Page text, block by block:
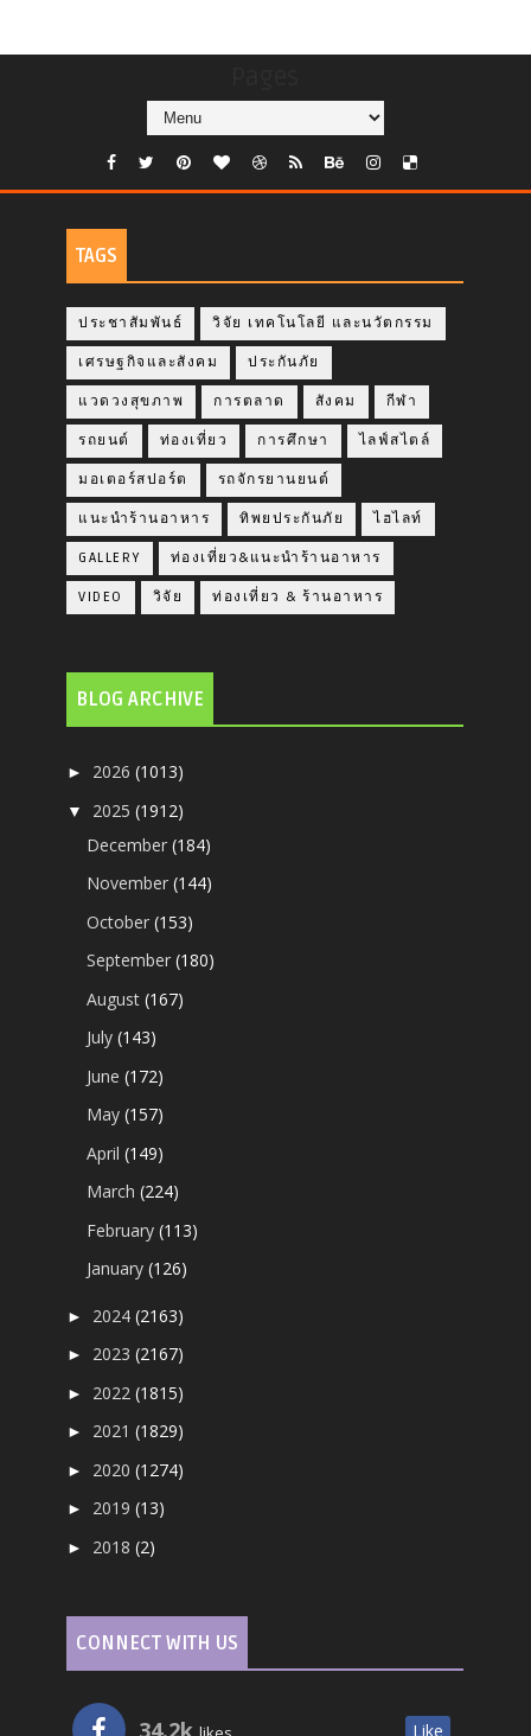
TAGS
ประชาสัมพันธ์ วิจัย เทคโนโลยี และนวัตกรรม
เศรษฐกิจและสังคม ประกันภัย
แวดวงสุขภาพ การตลาด สังคม กีฬา
รถยนต์ ท่องเที่ยว การศึกษา ไลฟ์สไตล์
มอเตอร์สปอร์ต รถจักรยานยนต์
แนะนำร้านอาหาร ทิพยประกันภัย ไฮไลท์
GALLERY ท่องเที่ยว&แนะนำร้านอาหาร
VIDEO วิจัย ท่องเที่ยว & ร้านอาหาร
BLOG ARCHIVE
► 2026(1013)
▼ 2025(1912)
December(184)
November(144)
October(153)
September(180)
August(167)
July(143)
June(172)
May(157)
April(149)
March(224)
February(113)
January(126)
► 2024(2163)
► 2023(2167)
► 2022(1815)
► 2021(1829)
► 2020(1274)
► 2019(13)
► 2018(2)
CONNECT WITH US
34.2k Like